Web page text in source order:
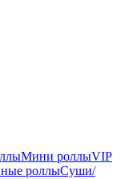
Мини роллыVIP
роллыСуши/